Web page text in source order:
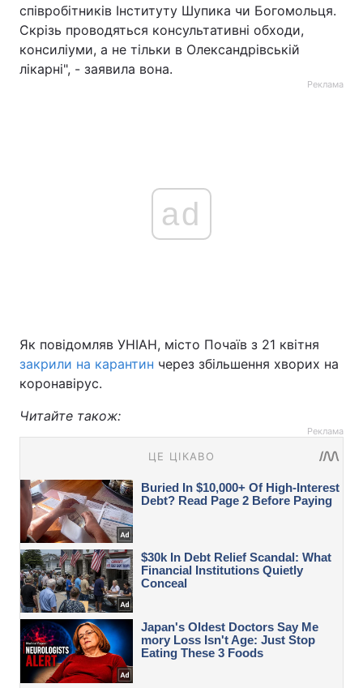
співробітників Інституту Шупика чи Богомольця.
Скрізь проводяться консультативні обходи,
консиліуми, а не тільки в Олександрівській
лікарні", - заявила вона.
Реклама
ad
Як повідомляв УНІАН, місто Почаїв з 21 квітня
закрили на карантин через збільшення хворих на
коронавірус.
Читайте також:
Реклама